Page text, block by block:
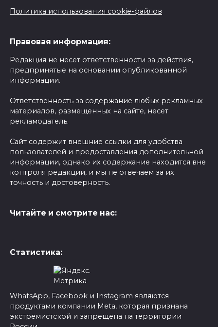
Политика использования cookie-файлов
Правовая информация:
Редакция не несет ответственности за действия,
предпринятые на основании опубликованной
информации.
Ответственность за содержание любых рекламных
материалов, размещенных на сайте, несет
рекламодатель.
Сайт содержит внешние ссылки для удобства
пользователей и предоставления дополнительной
информации, однако их содержание находится вне
контроля редакции, и мы не отвечаем за их
точность и достоверность.
Читайте и смотрите нас:
Статистика:
WhatsApp, Facebook и Instagram являются
продуктами компании Meta, которая признана
экстремистской и запрещена на территории